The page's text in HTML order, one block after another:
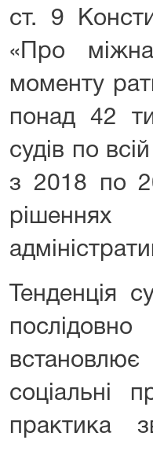
ст. 9
«Про
моменту
понад 42
судів по
з 2018 по
Тенденція
соціальні
практика